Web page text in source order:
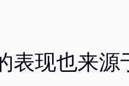
表现也来源